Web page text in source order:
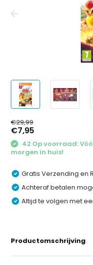
€29,99
€7,95
42 Op voorraad:
morgen in huis!
Gratis Verzending en
Achteraf betalen
Altijd te volgen met
Productomschrijving